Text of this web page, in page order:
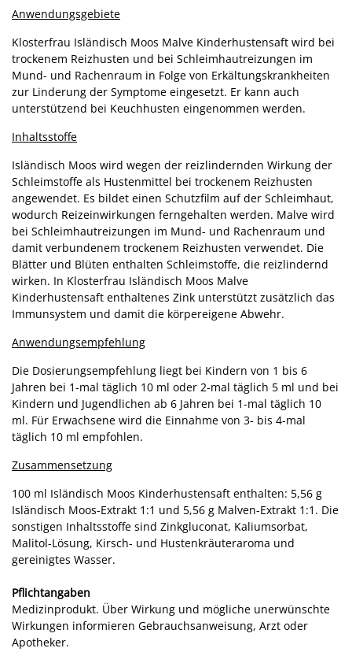
Anwendungsgebiete
Klosterfrau Isländisch Moos Malve Kinderhustensaft wird bei
trockenem Reizhusten und bei Schleimhautreizungen im
Mund- und Rachenraum in Folge von Erkältungskrankheiten
zur Linderung der Symptome eingesetzt. Er kann auch
unterstützend bei Keuchhusten eingenommen werden.
Inhaltsstoffe
Isländisch Moos wird wegen der reizlindernden Wirkung der
Schleimstoffe als Hustenmittel bei trockenem Reizhusten
angewendet. Es bildet einen Schutzfilm auf der Schleimhaut,
wodurch Reizeinwirkungen ferngehalten werden. Malve wird
bei Schleimhautreizungen im Mund- und Rachenraum und
damit verbundenem trockenem Reizhusten verwendet. Die
Blätter und Blüten enthalten Schleimstoffe, die reizlindernd
wirken. In Klosterfrau Isländisch Moos Malve
Kinderhustensaft enthaltenes Zink unterstützt zusätzlich das
Immunsystem und damit die körpereigene Abwehr.
Anwendungsempfehlung
Die Dosierungsempfehlung liegt bei Kindern von 1 bis 6
Jahren bei 1-mal täglich 10 ml oder 2-mal täglich 5 ml und bei
Kindern und Jugendlichen ab 6 Jahren bei 1-mal täglich 10
ml. Für Erwachsene wird die Einnahme von 3- bis 4-mal
täglich 10 ml empfohlen.
Zusammensetzung
100 ml Isländisch Moos Kinderhustensaft enthalten: 5,56 g
Isländisch Moos-Extrakt 1:1 und 5,56 g Malven-Extrakt 1:1. Die
sonstigen Inhaltsstoffe sind Zinkgluconat, Kaliumsorbat,
Malitol-Lösung, Kirsch- und Hustenkräuteraroma und
gereinigtes Wasser.
Pflichtangaben
Medizinprodukt. Über Wirkung und mögliche unerwünschte
Wirkungen informieren Gebrauchsanweisung, Arzt oder
Apotheker.